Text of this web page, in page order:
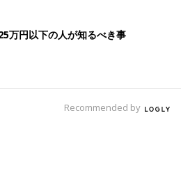
万円以下の人が知るべき事
Recommended by